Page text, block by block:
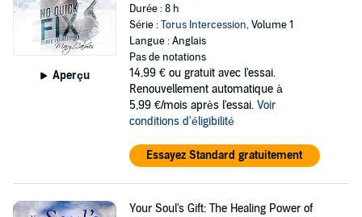
Aperçu
Durée : 8 h
Série :Torus Intercession, Volume 1
Langue : Anglais
Pas de notations
14,99 € ou gratuit avec l'essai.
Renouvellement automatique à
5,99 €/mois après l'essai. Voir
conditions d'éligibilité
Essayez Standard gratuitement
Your Soul's Gift: The Healing Power of